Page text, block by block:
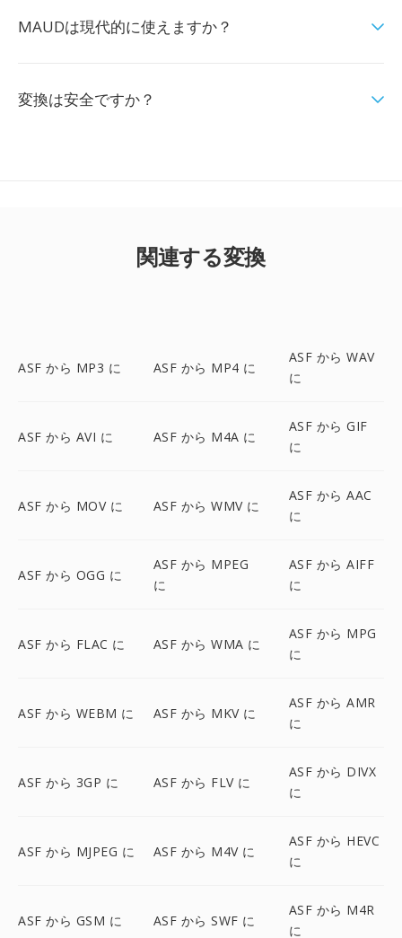
MAUDは現代的に使えますか？
変換は安全ですか？
関連する変換
ASF から MP3 に ASF から MP4 に
ASF から WAV
に
ASF から AVI に ASF から M4A に
ASF から GIF
に
ASF から MOV に ASF から WMV に
ASF から AAC
に
ASF から OGG に
ASF から MPEG
に
ASF から AIFF
に
ASF から FLAC に ASF から WMA に
ASF から MPG
に
ASF から WEBM に ASF から MKV に
ASF から AMR
に
ASF から 3GP に ASF から FLV に
ASF から DIVX
に
ASF から MJPEG に ASF から M4V に
ASF から HEVC
に
ASF から GSM に ASF から SWF に
ASF から M4R
に